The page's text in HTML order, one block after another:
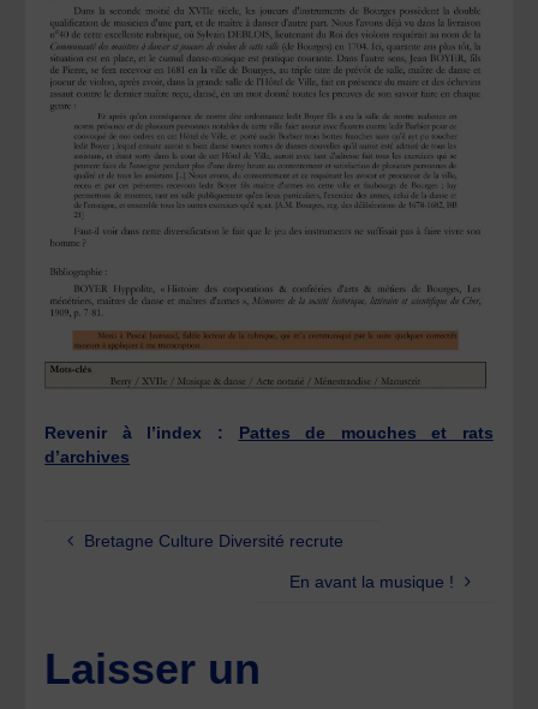
Revenir à l’index : Pattes de mouches et rats
d’archives
Bretagne Culture Diversité recrute
En avant la musique !
Laisser un